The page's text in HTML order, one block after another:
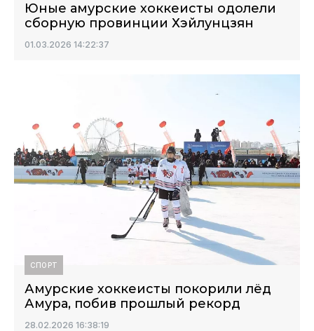
Юные амурские хоккеисты одолели
сборную провинции Хэйлунцзян
01.03.2026 14:22:37
СПОРТ
Амурские хоккеисты покорили лёд
Амура, побив прошлый рекорд
28.02.2026 16:38:19